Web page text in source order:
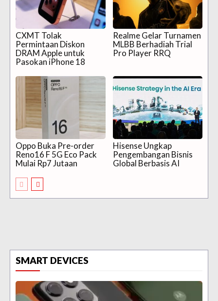
CXMT Tolak
Permintaan Diskon
DRAM Apple untuk
Pasokan iPhone 18
Realme Gelar Turnamen
MLBB Berhadiah Trial
Pro Player RRQ
Oppo Buka Pre-order
Reno16 F 5G Eco Pack
Mulai Rp7 Jutaan
Hisense Ungkap
Pengembangan Bisnis
Global Berbasis AI
SMART DEVICES